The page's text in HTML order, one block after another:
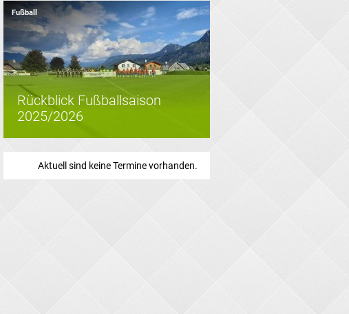
Fußball
Rückblick Fußballsaison
2025/2026
Aktuell sind keine Termine vorhanden.